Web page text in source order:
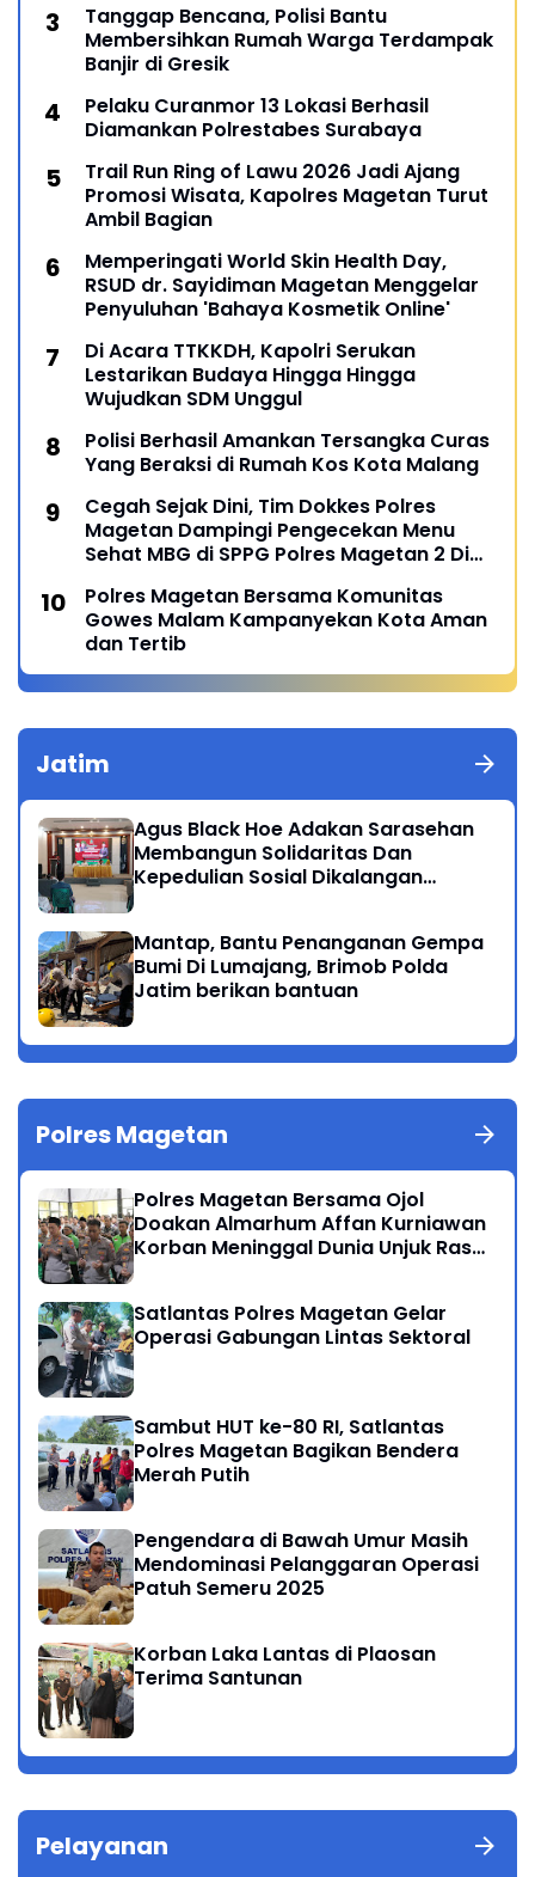
Tanggap Bencana, Polisi Bantu
Membersihkan Rumah Warga Terdampak
Banjir di Gresik
Pelaku Curanmor 13 Lokasi Berhasil
Diamankan Polrestabes Surabaya
Trail Run Ring of Lawu 2026 Jadi Ajang
Promosi Wisata, Kapolres Magetan Turut
Ambil Bagian
Memperingati World Skin Health Day,
RSUD dr. Sayidiman Magetan Menggelar
Penyuluhan 'Bahaya Kosmetik Online'
Di Acara TTKKDH, Kapolri Serukan
Lestarikan Budaya Hingga Hingga
Wujudkan SDM Unggul
Polisi Berhasil Amankan Tersangka Curas
Yang Beraksi di Rumah Kos Kota Malang
Cegah Sejak Dini, Tim Dokkes Polres
Magetan Dampingi Pengecekan Menu
Sehat MBG di SPPG Polres Magetan 2 Di
Polres Magetan Bersama Komunitas
Gowes Malam Kampanyekan Kota Aman
dan Tertib
Jatim
Agus Black Hoe Adakan Sarasehan
Membangun Solidaritas Dan
Kepedulian Sosial Dikalangan
Mantap, Bantu Penanganan Gempa
Bumi Di Lumajang, Brimob Polda
Jatim berikan bantuan
Polres Magetan
Polres Magetan Bersama Ojol
Doakan Almarhum Affan Kurniawan
Korban Meninggal Dunia Unjuk Rasa
Satlantas Polres Magetan Gelar
Operasi Gabungan Lintas Sektoral
Sambut HUT ke-80 RI, Satlantas
Polres Magetan Bagikan Bendera
Merah Putih
Pengendara di Bawah Umur Masih
Mendominasi Pelanggaran Operasi
Patuh Semeru 2025
Korban Laka Lantas di Plaosan
Terima Santunan
Pelayanan